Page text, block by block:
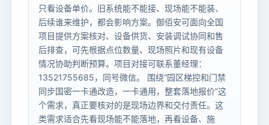
只看设备单价。旧系统能不能接、现场能不能装、
后续谁来维护，都会影响方案。御佰安可面向全国
项目提供方案核对、设备供货、安装调试协同和售
后排查，可先根据点位数量、现场照片和现有设备
情况协助判断预算。项目对接可联系董经理：
13521755685，同号微信。 围绕“园区梯控和门禁
同步国密一卡通改造，一卡通用，整套落地报价”这
个需求，真正要核对的是现场边界和交付责任。这
类需求适合先看现场能不能落地，再看设备、施